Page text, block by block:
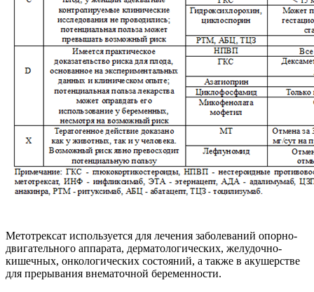
Метотрексат используется для лечения заболеваний опорно-
двигательного аппарата, дерматологических, желудочно-
кишечных, онкологических состояний, а также в акушерстве
для прерывания внематочной беременности.